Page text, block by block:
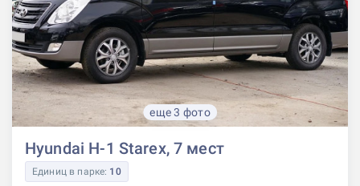
еще 3 фото
Hyundai H-1 Starex, 7 мест
Единиц в парке: 10